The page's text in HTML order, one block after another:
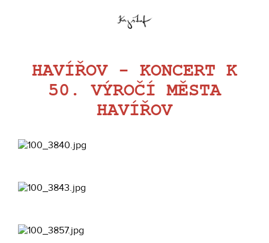
HAVÍŘOV - KONCERT K
50. VÝROČÍ MĚSTA
HAVÍŘOV